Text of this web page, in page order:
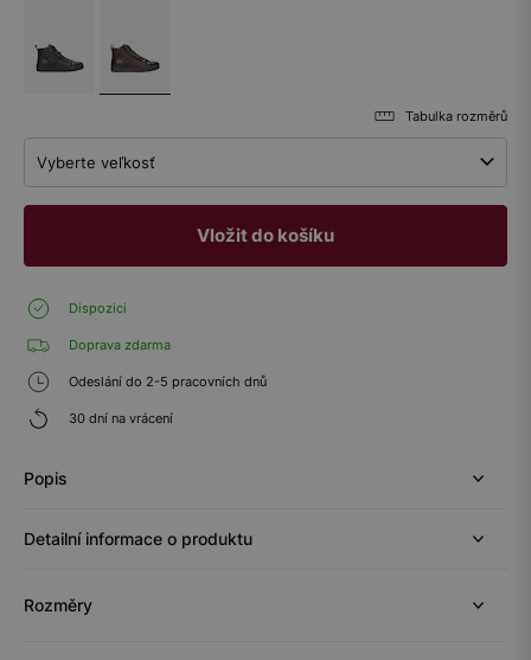
Tabulka rozměrů
Vyberte veľkosť
Vložit do košíku
Dispozici
Doprava zdarma
Odeslání do 2-5 pracovních dnů
30 dní na vrácení
Popis
Detailní informace o produktu
Rozměry